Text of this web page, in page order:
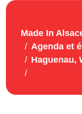
Made In
Agenda et
Haguenau,